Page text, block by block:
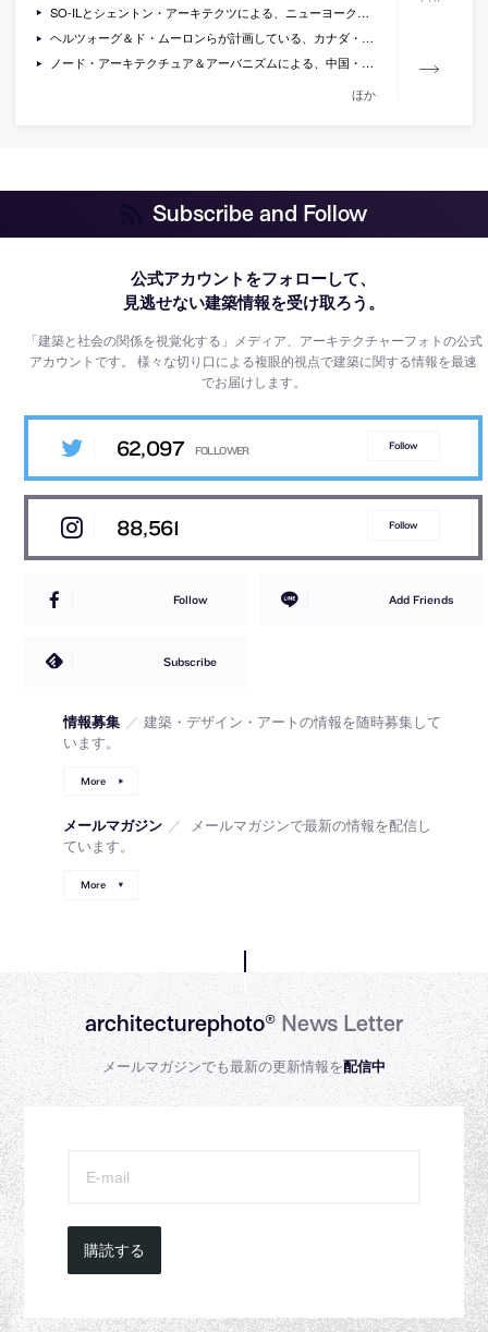
SO-ILとシェントン・アーキテクツによる、ニューヨーク州・ロング・アイランド島の、映像作家の家族の為に建てられた、自然の中に配置された切妻屋根ヴォリューム群が特徴的な住宅「NORTH FORK HOUSE」の写真
ヘルツォーグ＆ド・ムーロンらが計画している、カナダ・トロントの、集合住宅を中心とした87階建の高層タワーの画像
ノード・アーキテクチュア＆アーバニズムによる、中国・深圳近郊の、浄水場施設の上部に周辺環境と接続する立体的なパブリックスペースを付加した「Pingshan Terrace, the Renovation of Nanbu Water Purification Station」の写真と図面
ほか
Subscribe and Follow
公式アカウントをフォローして、
見逃せない建築情報を受け取ろう。
「建築と社会の関係を視覚化する」メディア、アーキテクチャーフォトの公式
アカウントです。様々な切り口による複眼的視点で建築に関する情報を最速
でお届けします。
62,097 Follow
88,561 Follow
Follow Add Friends
Subscribe
情報募集 ／ 建築・デザイン・アートの情報を随時募集して
います。
More
メールマガジン ／
メールマガジンで最新の情報を配信し
ています。
More
architecturephoto®News Letter
メールマガジンでも最新の更新情報を配信中
購読する